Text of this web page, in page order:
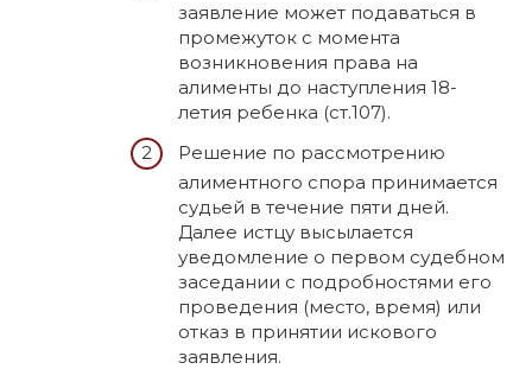
заявление может подаваться в
промежуток с момента
возникновения права на
алименты до наступления 18-
летия ребенка (ст.107).
Решение по рассмотрению
алиментного спора принимается
судьей в течение пяти дней.
Далее истцу высылается
уведомление о первом судебном
заседании с подробностями его
проведения (место, время) или
отказ в принятии искового
заявления.